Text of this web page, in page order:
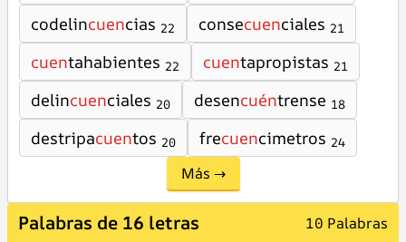
codelincuencias 22 consecuenciales 21
cuentahabientes 22 cuentapropistas 21
delincuenciales 20 desencuéntrense 18
destripacuentos 20 frecuencimetros 24
Más →
Palabras de 16 letras 10 Palabras